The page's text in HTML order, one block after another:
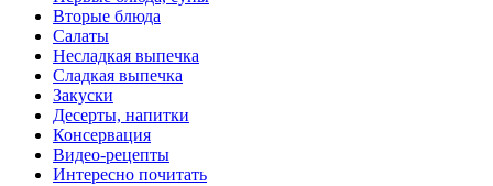
Вторые блюда
Салаты
Несладкая выпечка
Сладкая выпечка
Закуски
Десерты, напитки
Консервация
Видео-рецепты
Интересно почитать